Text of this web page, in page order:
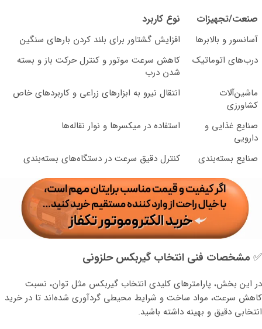
صنعت/تجهیزات نوع کاربرد
آسانسور و بالابرها
افزایش گشتاور برای بلند کردن بارهای سنگین
درب‌های اتوماتیک
کاهش سرعت موتور و کنترل حرکت باز و بسته
شدن درب
ماشین‌آلات
کشاورزی
انتقال نیرو به ابزارهای زراعی و کاربردهای خاص
صنایع غذایی و
دارویی
استفاده در میکسرها و نوار نقاله‌ها
صنایع بسته‌بندی کنترل دقیق سرعت در دستگاه‌های بسته‌بندی
✅ مشخصات فنی انتخاب گیربکس حلزونی
در این بخش، پارامترهای کلیدی انتخاب گیربکس مثل توان، نسبت
کاهش سرعت، مواد ساخت و شرایط محیطی گردآوری شده‌اند تا در خرید
انتخابی دقیق و بهینه داشته باشید.